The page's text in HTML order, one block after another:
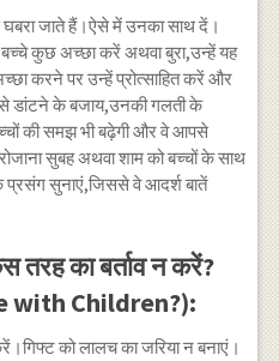
जाते हैं।ऐसे में उनका साथ दें।
कुछ अच्छा करें अथवा बुरा,उन्हें यह
करने पर उन्हें प्रोत्साहित करें और
डांटने के बजाय,उनकी गलती के
की समझ भी बढ़ेगी और वे आपसे
सुबह अथवा शाम को बच्चों के साथ
सुनाएं,जिससे वे आदर्श बातें
तरह का बर्ताव न करें?
with Children?):
को लालच का जरिया न बनाएं।